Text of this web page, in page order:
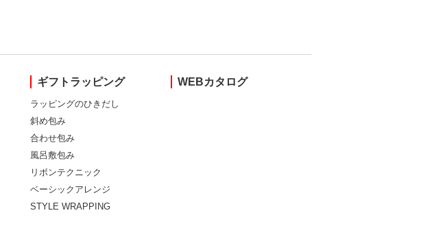
ギフトラッピング
ラッピングのひきだし
斜め包み
合わせ包み
風呂敷包み
リボンテクニック
ベーシックアレンジ
STYLE WRAPPING
WEBカタログ